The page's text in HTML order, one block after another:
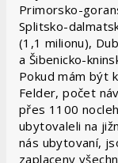
Primorsko-
Splitsko-
(1,1 milionu),
a Šibenicko-
Pokud mám být
Felder, počet
přes 1100
ubytovaleli na
nás ubytovaní,
zaplaceny